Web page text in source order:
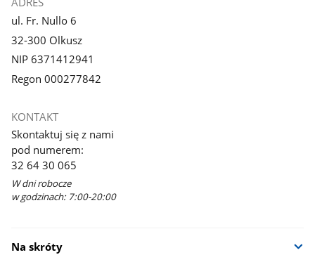
ul. Fr. Nullo 6
32-300 Olkusz
NIP 6371412941
Regon 000277842
KONTAKT
Skontaktuj się z nami
pod numerem:
32 64 30 065
W dni robocze
w godzinach: 7:00-20:00
Na skróty